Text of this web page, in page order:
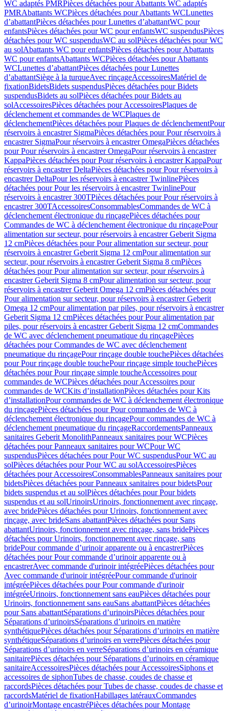
WC adaptés PMRPièces détachées pour Abattants WC adaptés
PMRAbattants WCPièces détachées pour Abattants WCLunettes
d’abattantPièces détachées pour Lunettes d’abattantWC pour
enfantsPièces détachées pour WC pour enfantsWC suspendusPièces
détachées pour WC suspendusWC au solPièces détachées pour WC
au solAbattants WC pour enfantsPièces détachées pour Abattants
WC pour enfantsAbattants WCPièces détachées pour Abattants
WCLunettes d’abattantPièces détachées pour Lunettes
d’abattantSiège à la turqueAvec rinçageAccessoiresMatériel de
fixationBidetsBidets suspendusPièces détachées pour Bidets
suspendusBidets au solPièces détachées pour Bidets au
solAccessoiresPièces détachées pour AccessoiresPlaques de
déclenchement et commandes de WCPlaques de
déclenchementPièces détachées pour Plaques de déclenchementPour
réservoirs à encastrer SigmaPièces détachées pour Pour réservoirs à
encastrer SigmaPour réservoirs à encastrer OmegaPièces détachées
pour Pour réservoirs à encastrer OmegaPour réservoirs à encastrer
KappaPièces détachées pour Pour réservoirs à encastrer KappaPour
réservoirs à encastrer DeltaPièces détachées pour Pour réservoirs à
encastrer DeltaPour les réservoirs à encastrer TwinlinePièces
détachées pour Pour les réservoirs à encastrer TwinlinePour
réservoirs à encastrer 300TPièces détachées pour Pour réservoirs à
encastrer 300TAccessoiresConsommablesCommandes de WC à
déclenchement électronique du rinçagePièces détachées pour
Commandes de WC à déclenchement électronique du rinçagePour
alimentation sur secteur, pour réservoirs à encastrer Geberit Sigma
12 cmPièces détachées pour Pour alimentation sur secteur, pour
réservoirs à encastrer Geberit Sigma 12 cmPour alimentation sur
secteur, pour réservoirs à encastrer Geberit Sigma 8 cmPièces
détachées pour Pour alimentation sur secteur, pour réservoirs à
encastrer Geberit Sigma 8 cmPour alimentation sur secteur, pour
réservoirs à encastrer Geberit Omega 12 cmPièces détachées pour
Pour alimentation sur secteur, pour réservoirs à encastrer Geberit
Omega 12 cmPour alimentation par piles, pour réservoirs à encastrer
Geberit Sigma 12 cmPièces détachées pour Pour alimentation par
piles, pour réservoirs à encastrer Geberit Sigma 12 cmCommandes
de WC avec déclenchement pneumatique du rinçagePièces
détachées pour Commandes de WC avec déclenchement
pneumatique du rinçagePour rinçage double touchePièces détachées
pour Pour rinçage double touchePour rinçage simple touchePièces
détachées pour Pour rinçage simple toucheAccessoires pour
commandes de WCPièces détachées pour Accessoires pour
commandes de WCKits d’installationPièces détachées pour Kits
d’installationPour commandes de WC à déclenchement électronique
du rinçagePièces détachées pour Pour commandes de WC à
déclenchement électronique du rinçagePour commandes de WC à
déclenchement pneumatique du rinçageRaccordementsPanneaux
sanitaires Geberit MonolithPanneaux sanitaires pour WCPièces
détachées pour Panneaux sanitaires pour WCPour WC
suspendusPièces détachées pour Pour WC suspendusPour WC au
solPièces détachées pour Pour WC au solAccessoiresPièces
détachées pour AccessoiresConsommablesPanneaux sanitaires pour
bidetsPièces détachées pour Panneaux sanitaires pour bidetsPour
bidets suspendus et au solPièces détachées pour Pour bidets
suspendus et au solUrinoirsUrinoirs, fonctionnement avec rinçage,
avec bridePièces détachées pour Urinoirs, fonctionnement avec
rinçage, avec brideSans abattantPièces détachées pour Sans
abattantUrinoirs, fonctionnement avec rinçage, sans bridePièces
détachées pour Urinoirs, fonctionnement avec rinçage, sans
bridePour commande d’urinoir apparente ou à encastrerPièces
détachées pour Pour commande d’urinoir apparente ou à
encastrerAvec commande d'urinoir intégréePièces détachées pour
Avec commande d'urinoir intégréePour commande d'urinoir
intégréePièces détachées pour Pour commande d'urinoir
intégréeUrinoirs, fonctionnement sans eauPièces détachées pour
Urinoirs, fonctionnement sans eauSans abattantPièces détachées
pour Sans abattantSéparations d’urinoirsPièces détachées pour
Séparations d’urinoirsSéparations d’urinoirs en matière
synthétiquePièces détachées pour Séparations d’urinoirs en matière
synthétiqueSéparations d’urinoirs en verrePièces détachées pour
Séparations d’urinoirs en verreSéparations d’urinoirs en céramique
sanitairePièces détachées pour Séparations d’urinoirs en céramique
sanitaireAccessoiresPièces détachées pour AccessoiresSiphons et
accessoires de siphonTubes de chasse, coudes de chasse et
raccordsPièces détachées pour Tubes de chasse, coudes de chasse et
raccordsMatériel de fixationHabillages latérauxCommandes
dʼurinoirMontage encastréPièces détachées pour Montage